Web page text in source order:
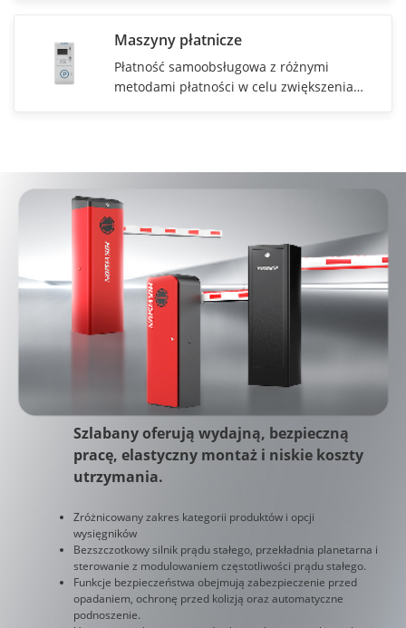
Maszyny płatnicze
Płatność samoobsługowa z różnymi
metodami płatności w celu zwiększenia
Szlabany oferują wydajną, bezpieczną
pracę, elastyczny montaż i niskie koszty
utrzymania.
Zróżnicowany zakres kategorii produktów i opcji
wysięgników
Bezszczotkowy silnik prądu stałego, przekładnia planetarna i
sterowanie z modulowaniem częstotliwości prądu stałego.
Funkcje bezpieczeństwa obejmują zabezpieczenie przed
opadaniem, ochronę przed kolizją oraz automatyczne
podnoszenie.